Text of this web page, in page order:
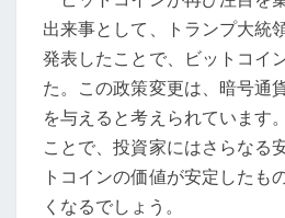
の
未
来:
金
融
界
の
出来事として、トランプ大統
発表したことで、ビットコイ
た。この政策変更は、暗号通
を与えると考えられています
ことで、投資家にはさらなる
トコインの価値が安定したも
くなるでしょう。